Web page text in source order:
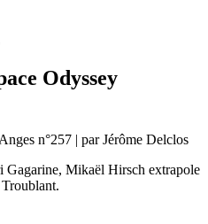
Odyssey
n°257 | par Jérôme Delclos
Gagarine, Mikaël Hirsch extrapole